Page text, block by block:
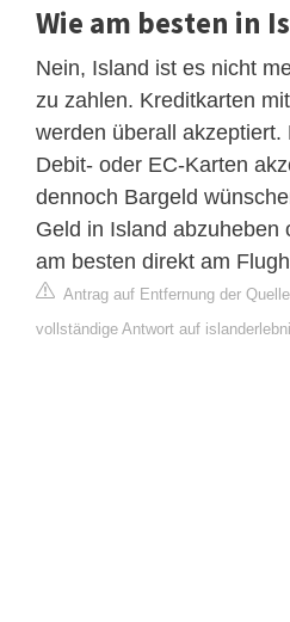
Wie am besten in
Nein, Island ist es nicht
zu zahlen. Kreditkarten
werden überall akzeptiert.
Debit- oder EC-Karten
dennoch Bargeld
Geld in Island abzuheben
am besten direkt am
Antrag auf Entfernung der Quelle
vollständige Antwort auf